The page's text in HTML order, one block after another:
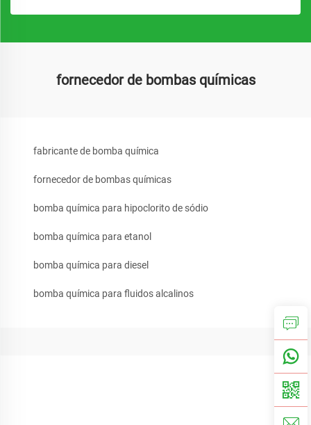
fornecedor de bombas químicas
fabricante de bomba química
fornecedor de bombas químicas
bomba química para hipoclorito de sódio
bomba química para etanol
bomba química para diesel
bomba química para fluidos alcalinos